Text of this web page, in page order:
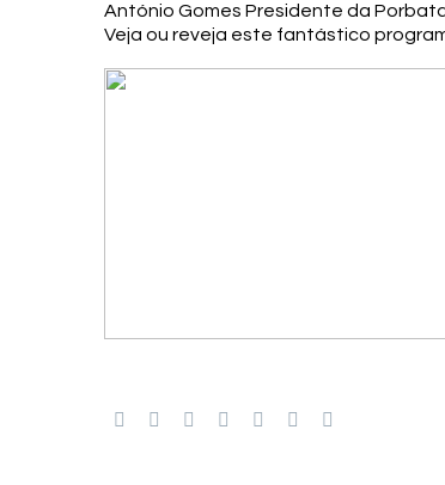
António Gomes Presidente da
Veja ou reveja este fantástico